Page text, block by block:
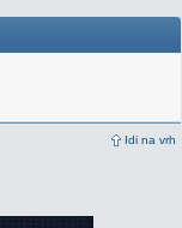
Idi na vrh